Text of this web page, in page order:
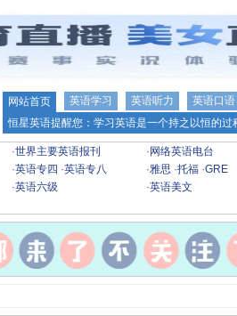
网站首页 英语学习 英语听力
英语口语
恒星英语提醒您：学习英语是一个持之以恒的
·世界主要英语报刊 · 网络英语电台
·英语专四 ·英语专八 ·雅思 ·托福 ·GRE
·英语六级 ·英语美文